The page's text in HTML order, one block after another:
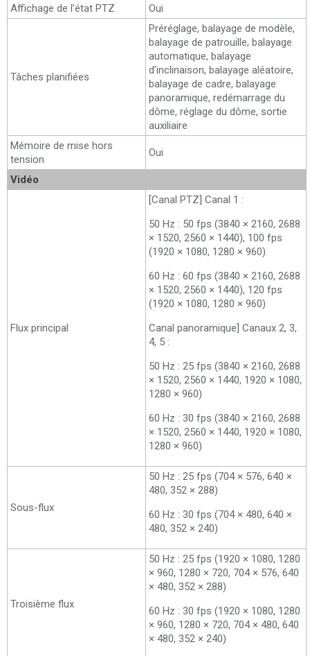
Affichage de l’état PTZ
Oui
Tâches planifiées
Préréglage, balayage de modèle,
balayage de patrouille, balayage
automatique, balayage
d’inclinaison, balayage aléatoire,
balayage de cadre, balayage
panoramique, redémarrage du
dôme, réglage du dôme, sortie
auxiliaire
Mémoire de mise hors
tension
Oui
Vidéo
Flux principal
[Canal PTZ] Canal 1 :
50 Hz : 50 fps (3840 × 2160, 2688
× 1520, 2560 × 1440), 100 fps
(1920 × 1080, 1280 × 960)
60 Hz : 60 fps (3840 × 2160, 2688
× 1520, 2560 × 1440), 120 fps
(1920 × 1080, 1280 × 960)
Canal panoramique] Canaux 2, 3,
4, 5 :
50 Hz : 25 fps (3840 × 2160, 2688
× 1520, 2560 × 1440, 1920 × 1080,
1280 × 960)
60 Hz : 30 fps (3840 × 2160, 2688
× 1520, 2560 × 1440, 1920 × 1080,
1280 × 960)
Sous-flux
50 Hz : 25 fps (704 × 576, 640 ×
480, 352 × 288)
60 Hz : 30 fps (704 × 480, 640 ×
480, 352 × 240)
Troisième flux
50 Hz : 25 fps (1920 × 1080, 1280
× 960, 1280 × 720, 704 × 576, 640
× 480, 352 × 288)
60 Hz : 30 fps (1920 × 1080, 1280
× 960, 1280 × 720, 704 × 480, 640
× 480, 352 × 240)